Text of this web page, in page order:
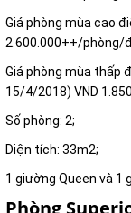
Giá phòng mùa cao
2.600.000++/phòng/
Giá phòng mùa thấp
15/4/2018) VND
Số phòng: 2;
Diện tích: 33m2;
1 giường Queen và 1
Phòng